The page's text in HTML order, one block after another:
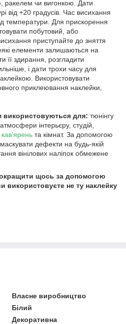
ракелем чи вигонкою. Дати
від +20 градусів. Час висихання
температури. Для прискорення
побутовий, або
приступайте до зняття
елементи залишаються на
її здирання, розгладити
і дати трохи часу для
Використовувати
приклеювання наклейки,
використовуються для: тюнінгу
інтерьєру, студій,
кав'ярень та кімнат. За допомогою
дефекти на будь-якій
вінілових наліпок обмежене
щось за допомогою
використовуєте не ту наклейку
Власне виробництво
Білий
Декоративна